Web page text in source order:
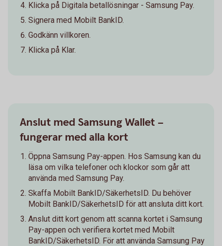
Klicka på Digitala betallösningar - Samsung Pay.
Signera med Mobilt BankID.
Godkänn villkoren.
Klicka på Klar.
Anslut med Samsung Wallet –
fungerar med alla kort
Öppna Samsung Pay-appen. Hos Samsung kan du
läsa om vilka telefoner och klockor som går att
använda med Samsung Pay.
Skaffa Mobilt BankID/SäkerhetsID. Du behöver
Mobilt BankID/SäkerhetsID för att ansluta ditt kort.
Anslut ditt kort genom att scanna kortet i Samsung
Pay-appen och verifiera kortet med Mobilt
BankID/SäkerhetsID. För att använda Samsung Pay